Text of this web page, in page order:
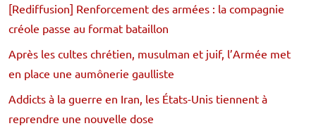
[Rediffusion] Renforcement des armées : la compagnie
créole passe au format bataillon
Après les cultes chrétien, musulman et juif, l’Armée met
en place une aumônerie gaulliste
Addicts à la guerre en Iran, les États-Unis tiennent à
reprendre une nouvelle dose